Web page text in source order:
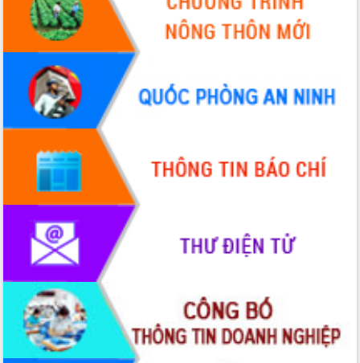
Hội thảo góp ý hồ sơ điều chỉnh quy
hoạch tỉnh Đắk Lắk thời kỳ 2021-2030,
tầm nhìn đến năm 2050
Nâng cao hiệu quả hoạt động của các
doanh nghiệp nhà nước
Hội nghị triển khai kết nối mạng
truyền số liệu chuyên dùng phục vụ cơ
quan Đảng, Nhà nước
Lễ phát động chuỗi hoạt động chung
tay làm sạch môi trường
Xã Ea Kar bước chuyển mình trong
công tác cải cách hành chính mô hình
UBND tỉnh họp báo định kỳ tháng 4
năm 2026
Hội thảo khoa học “Giải pháp thúc đẩy
phát triển nền kinh tế xanh tại tỉnh
Đắk Lắk”
Tăng cường giám sát, đôn đốc thực
hiện nhiệm vụ quản lý tài sản công
hàng tuần